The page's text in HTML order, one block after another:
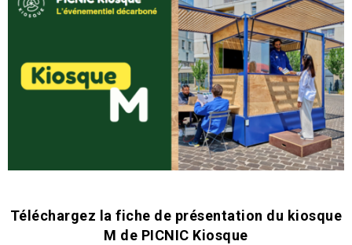
Téléchargez la fiche de présentation du kiosque
M de PICNIC Kiosque